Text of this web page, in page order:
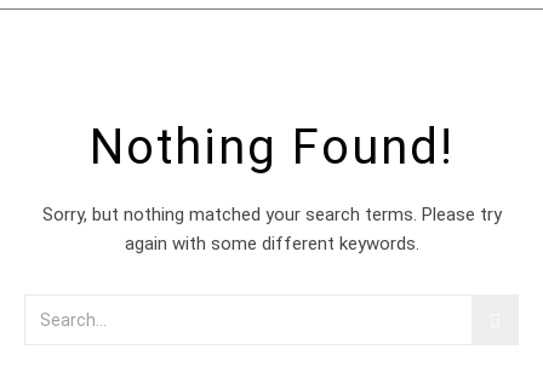
Nothing Found!
Sorry, but nothing matched your search terms. Please try
again with some different keywords.